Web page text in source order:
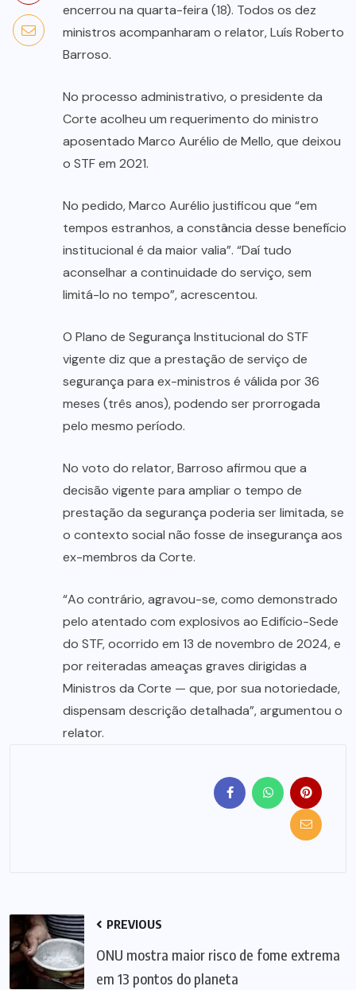
encerrou na quarta-feira (18). Todos os dez
ministros acompanharam o relator, Luís Roberto
Barroso.
No processo administrativo, o presidente da
Corte acolheu um requerimento do ministro
aposentado Marco Aurélio de Mello, que deixou
o STF em 2021.
No pedido, Marco Aurélio justificou que “em
tempos estranhos, a constância desse benefício
institucional é da maior valia”. “Daí tudo
aconselhar a continuidade do serviço, sem
limitá-lo no tempo”, acrescentou.
O Plano de Segurança Institucional do STF
vigente diz que a prestação de serviço de
segurança para ex-ministros é válida por 36
meses (três anos), podendo ser prorrogada
pelo mesmo período.
No voto do relator, Barroso afirmou que a
decisão vigente para ampliar o tempo de
prestação da segurança poderia ser limitada, se
o contexto social não fosse de insegurança aos
ex-membros da Corte.
“Ao contrário, agravou-se, como demonstrado
pelo atentado com explosivos ao Edifício-Sede
do STF, ocorrido em 13 de novembro de 2024, e
por reiteradas ameaças graves dirigidas a
Ministros da Corte — que, por sua notoriedade,
dispensam descrição detalhada”, argumentou o
relator.
PREVIOUS
ONU mostra maior risco de fome extrema
em 13 pontos do planeta